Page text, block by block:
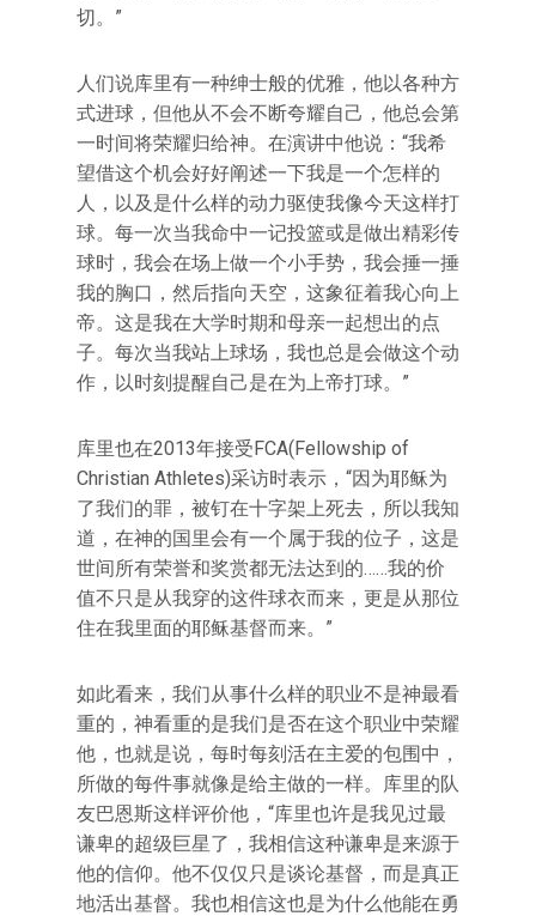
切。”
人们说库里有一种绅士般的优雅，他以各种方
式进球，但他从不会不断夸耀自己，他总会第
一时间将荣耀归给神。在演讲中他说：“我希
望借这个机会好好阐述一下我是一个怎样的
人，以及是什么样的动力驱使我像今天这样打
球。每一次当我命中一记投篮或是做出精彩传
球时，我会在场上做一个小手势，我会捶一捶
我的胸口，然后指向天空，这象征着我心向上
帝。这是我在大学时期和母亲一起想出的点
子。每次当我站上球场，我也总是会做这个动
作，以时刻提醒自己是在为上帝打球。”
库里也在2013年接受FCA(Fellowship of
Christian Athletes)采访时表示，“因为耶稣为
了我们的罪，被钉在十字架上死去，所以我知
道，在神的国里会有一个属于我的位子，这是
世间所有荣誉和奖赏都无法达到的……我的价
值不只是从我穿的这件球衣而来，更是从那位
住在我里面的耶稣基督而来。”
如此看来，我们从事什么样的职业不是神最看
重的，神看重的是我们是否在这个职业中荣耀
他，也就是说，每时每刻活在主爱的包围中，
所做的每件事就像是给主做的一样。库里的队
友巴恩斯这样评价他，“库里也许是我见过最
谦卑的超级巨星了，我相信这种谦卑是来源于
他的信仰。他不仅仅只是谈论基督，而是真正
地活出基督。我也相信这也是为什么他能在勇